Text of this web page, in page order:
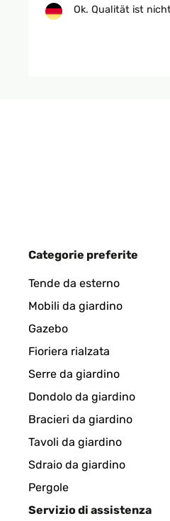
Ok. Qualität ist
Molto bello e
Utente Amazon
Categorie preferite
Tende da esterno
Mobili da giardino
Gazebo
Fioriera rialzata
Serre da giardino
Dondolo da giardino
Bracieri da giardino
Tavoli da giardino
Sdraio da giardino
Pergole
Servizio di assistenza